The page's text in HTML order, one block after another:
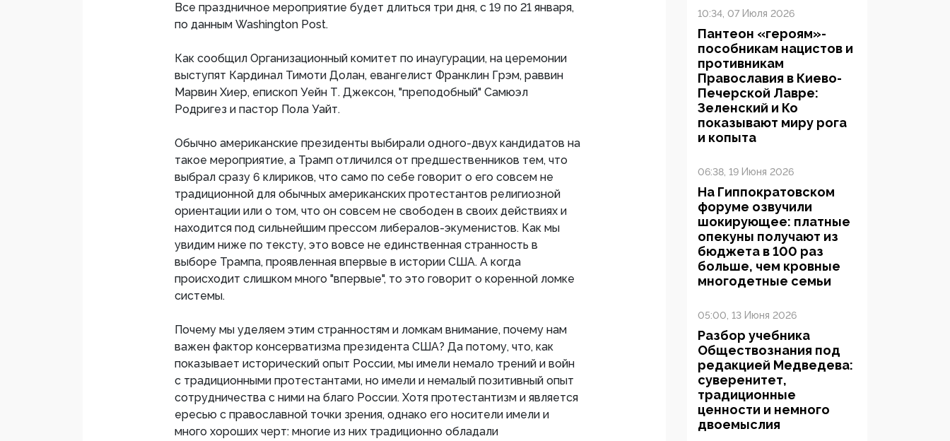
Все праздничное мероприятие будет длиться три дня, с 19 по 21 января,
по данным Washington Post.
Как сообщил Организационный комитет по инаугурации, на церемонии
выступят Кардинал Тимоти Долан, евангелист Франклин Грэм, раввин
Марвин Хиер, епископ Уейн Т. Джексон, "преподобный" Самюэл
Родригез и пастор Пола Уайт.
Обычно американские президенты выбирали одного-двух кандидатов на
такое мероприятие, а Трамп отличился от предшественников тем, что
выбрал сразу 6 клириков, что само по себе говорит о его совсем не
традиционной для обычных американских протестантов религиозной
ориентации или о том, что он совсем не свободен в своих действиях и
находится под сильнейшим прессом либералов-экуменистов. Как мы
увидим ниже по тексту, это вовсе не единственная странность в
выборе Трампа, проявленная впервые в истории США. А когда
происходит слишком много "впервые", то это говорит о коренной ломке
системы.
Почему мы уделяем этим странностям и ломкам внимание, почему нам
важен фактор консерватизма президента США? Да потому, что, как
показывает исторический опыт России, мы имели немало трений и войн
с традиционными протестантами, но имели и немалый позитивный опыт
сотрудничества с ними на благо России. Хотя протестантизм и является
ересью с православной точки зрения, однако его носители имели и
много хороших черт: многие из них традиционно обладали
10:34, 07 Июля 2026
Пантеон «героям»-
пособникам нацистов и
противникам
Православия в Киево-
Печерской Лавре:
Зеленский и Ко
показывают миру рога
и копыта
06:38, 19 Июня 2026
На Гиппократовском
форуме озвучили
шокирующее: платные
опекуны получают из
бюджета в 100 раз
больше, чем кровные
многодетные семьи
05:00, 13 Июня 2026
Разбор учебника
Обществознания под
редакцией Медведева:
суверенитет,
традиционные
ценности и немного
двоемыслия